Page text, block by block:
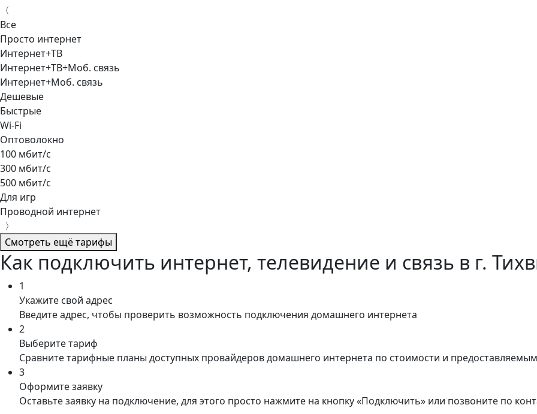
〈
Все
Просто интернет
Интернет+ТВ
Интернет+ТВ+Моб. связь
Интернет+Моб. связь
Дешевые
Быстрые
Wi-Fi
Оптоволокно
100 мбит/с
300 мбит/с
500 мбит/с
Для игр
Проводной интернет
〉
Смотреть ещё тарифы
Как подключить интернет, телевидение и связь в г.
1
Укажите свой адрес
Введите адрес, чтобы проверить возможность подключения домашнего интернета
2
Выберите тариф
Сравните тарифные планы доступных провайдеров домашнего интернета по стоимости и
3
Оформите заявку
Оставьте заявку на подключение, для этого просто нажмите на кнопку «Подключить» или позвоните по